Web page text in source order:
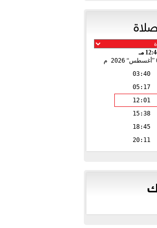
مـ
أغسطس 2026 م
03:40
05:17
12:01
15:38
18:45
20:11